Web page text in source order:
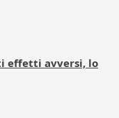
effetti avversi, lo